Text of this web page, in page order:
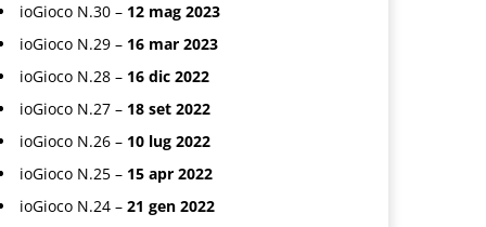
ioGioco N.30 – 12 mag 2023
ioGioco N.29 – 16 mar 2023
ioGioco N.28 – 16 dic 2022
ioGioco N.27 – 18 set 2022
ioGioco N.26 – 10 lug 2022
ioGioco N.25 – 15 apr 2022
ioGioco N.24 – 21 gen 2022